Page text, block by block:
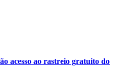
acesso ao rastreio gratuito do